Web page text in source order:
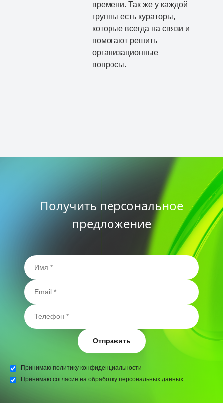
времени. Так же у каждой
группы есть кураторы,
которые всегда на связи и
помогают решить
организационные
вопросы.
Получить персональное
предложение
Отправить
Принимаю политику конфиденциальности
Принимаю согласие на обработку персональных данных